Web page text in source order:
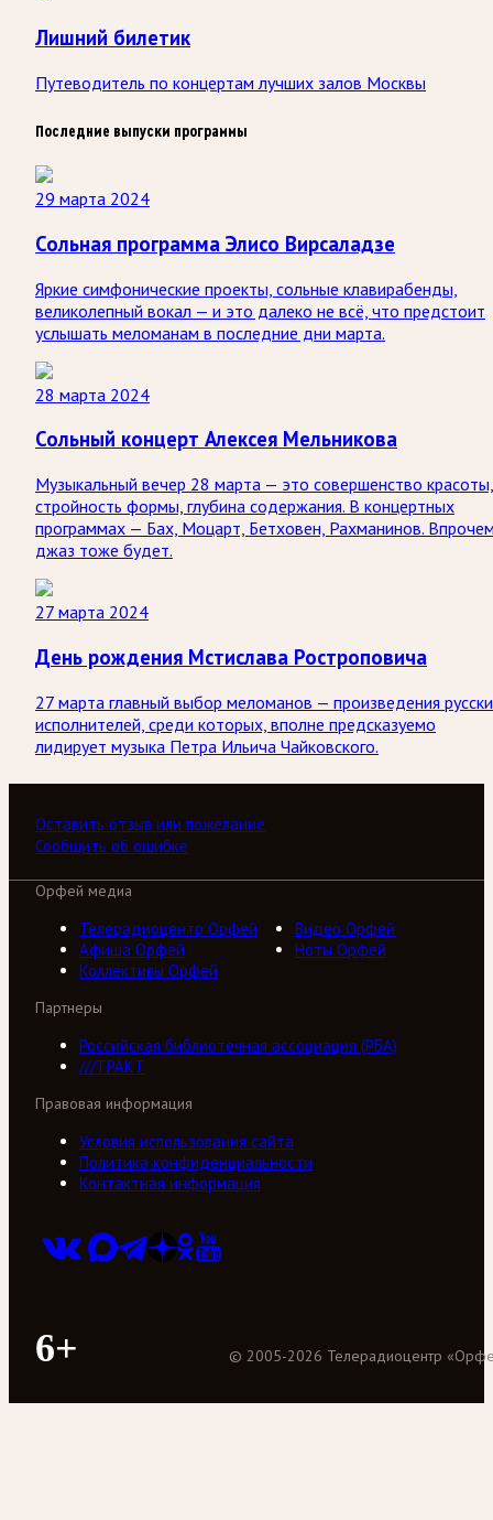
Лишний билетик
Путеводитель по концертам лучших залов Москвы
Последние выпуски программы
29 марта 2024
Сольная программа Элисо Вирсаладзе
Яркие симфонические проекты, сольные клавирабенды,
великолепный вокал — и это далеко не всё, что предстоит
услышать меломанам в последние дни марта.
28 марта 2024
Сольный концерт Алексея Мельникова
Музыкальный вечер 28 марта — это совершенство красоты,
стройность формы, глубина содержания. В концертных
программах — Бах, Моцарт, Бетховен, Рахманинов.
джаз тоже будет.
27 марта 2024
День рождения Мстислава Ростроповича
27 марта главный выбор меломанов — произведения
исполнителей, среди которых, вполне предсказуемо
лидирует музыка Петра Ильича Чайковского.
Оставить отзыв или пожелание
Сообщить об ошибке
Орфей медиа
Телерадиоцентр Орфей
Видео Орфей
Афиша Орфей
Ноты Орфей
Коллективы Орфей
Партнеры
Российская библиотечная ассоциация (РБА)
///ТРАКТ
Правовая информация
Условия использования сайта
Политика конфиденциальности
Контактная информация
6+ © 2005-2026 Телерадиоцентр